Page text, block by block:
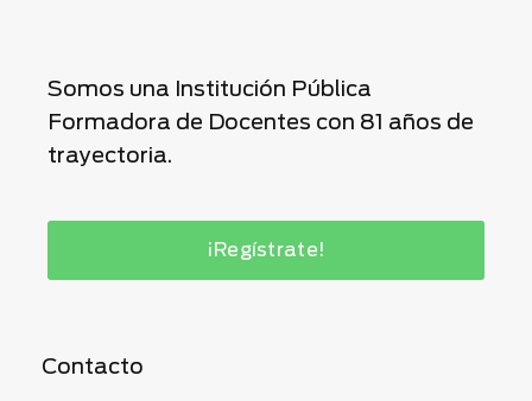
Somos una Institución Pública
Formadora de Docentes con 81 años de
trayectoria.
¡Regístrate!
Contacto